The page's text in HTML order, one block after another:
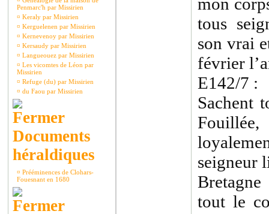
Penmarc'h par Missirien
¤ Keraly par Missirien
¤ Kerguelenen par Missirien
¤ Kernevenoy par Missirien
¤ Kersaudy par Missirien
¤ Langueouez par Missirien
¤ Les vicomtes de Léon par
Missirien
¤ Refuge (du) par Missirien
¤ du Faou par Missirien
Documents
héraldiques
¤ Prééminences de Clohars-
Fouesnant en 1680
tous
son vrai
février
E142/7 :
Sachent
seigneur
tout le